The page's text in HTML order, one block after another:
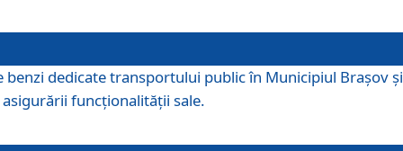
dedicate transportului public în Municipiul Brașov
funcționalității sale.